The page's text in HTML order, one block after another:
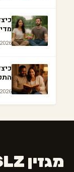
מגזין SLZ